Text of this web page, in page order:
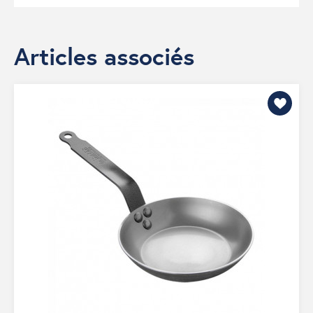
Articles associés